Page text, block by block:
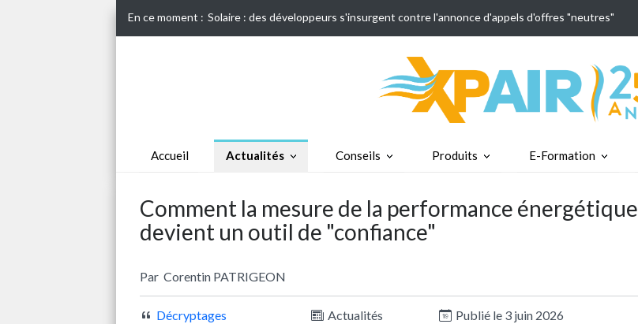
En ce moment : Solaire : des développeurs s'insurgent contre l'annonce d'appels d'offres "neutres"
Accueil Actualités Conseils Produits E-Formation
Comment la mesure de la performance énergétique
devient un outil de "confiance"
Par Corentin PATRIGEON
Décryptages Actualités Publié le 3 juin 2026